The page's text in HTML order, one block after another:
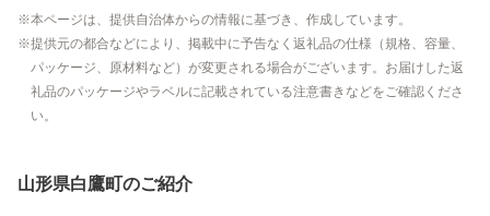
本ページは、提供自治体からの情報に基づき、作成しています。
提供元の都合などにより、掲載中に予告なく返礼品の仕様（規格、容量、
パッケージ、原材料など）が変更される場合がございます。お届けした返
礼品のパッケージやラベルに記載されている注意書きなどをご確認くださ
い。
山形県白鷹町のご紹介